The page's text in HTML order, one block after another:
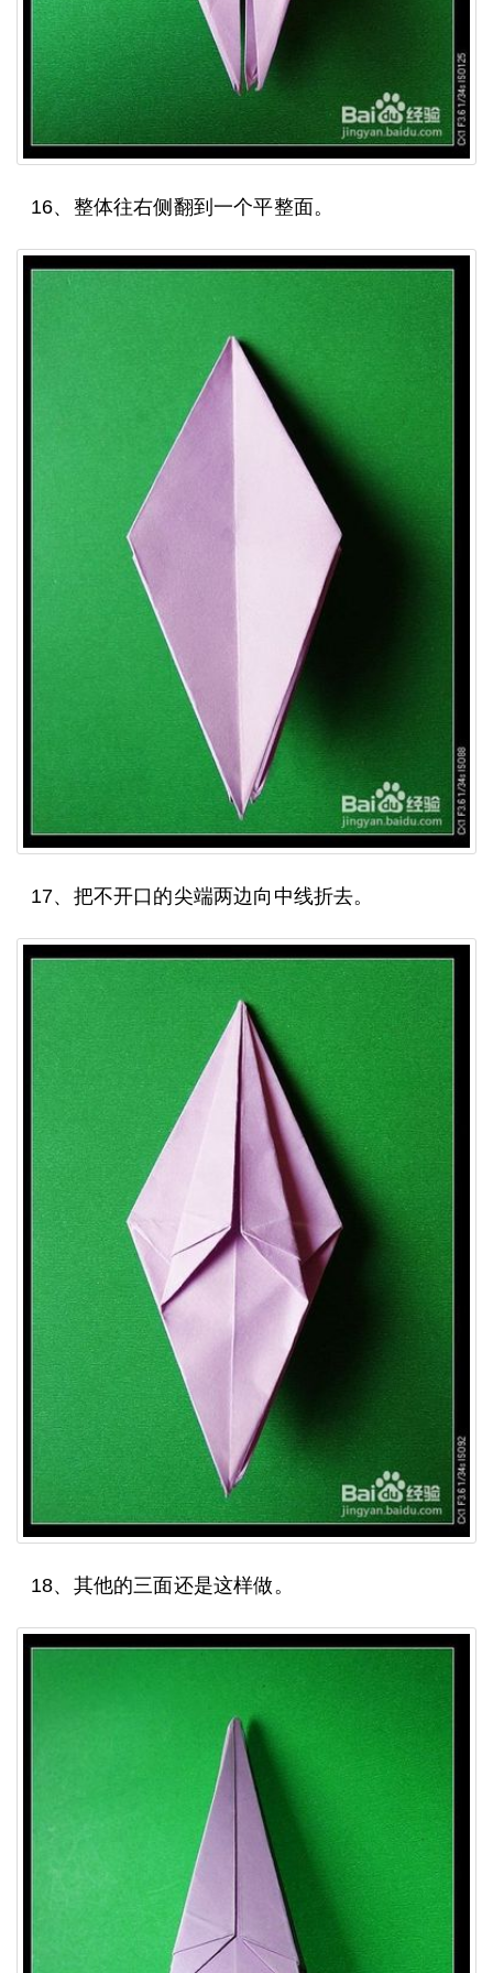
16、整体往右侧翻到一个平整面。
17、把不开口的尖端两边向中线折去。
18、其他的三面还是这样做。